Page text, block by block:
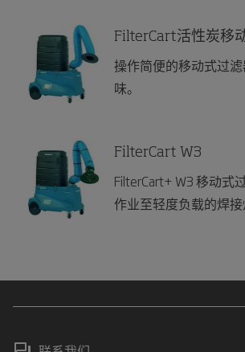
FilterCart活性炭移
操作简便的移动式过
味。
FilterCart W3
FilterCart+ W3 移动式
作业至轻度负载的焊接